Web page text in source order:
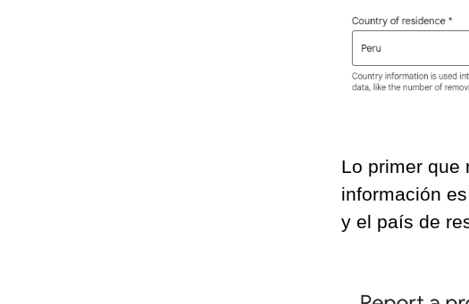
Lo primer que
información
y el país de